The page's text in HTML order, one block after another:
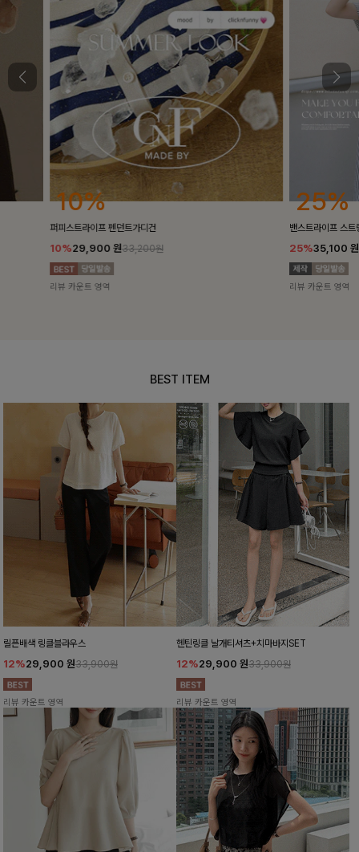
25%
밴스트라이프 스트링원피스
25% 35,100원46,800원
리뷰 카운트 영역
10%
[5천장돌파/
10%
리뷰 카운트 영
BEST ITEM
릴픈배색 링클블라우스
12%29,900 원33,900원
리뷰 카운트 영역
헨틴링클 날개티셔츠+치마바지SET
12%29,900 원33,900원
리뷰 카운트 영역